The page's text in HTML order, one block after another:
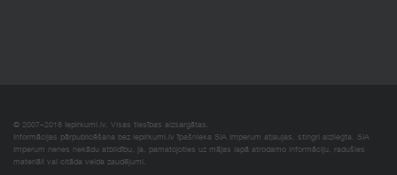
© 2007–2018 Iepirkumi.lv. Visas tiesības aizsargātas.
Informācijas pārpublicēšana bez iepirkumi.lv īpašnieka SIA Imperum atļaujas, stingri aizliegta. SIA
Imperum nenes nekādu atbildību, ja, pamatojoties uz mājas lapā atrodamo informāciju, radušies
materiāli vai citāda veida zaudējumi.